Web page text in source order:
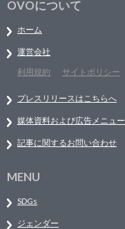
OVOについて
ホーム
運営会社
利用規約
サイトポリシー
プレスリリースはこちらへ
媒体資料および広告メニュー
記事に関するお問い合わせ
MENU
SDGs
ジェンダー